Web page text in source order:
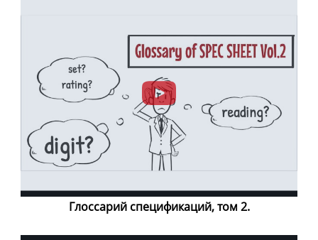
Глоссарий спецификаций, том 2.